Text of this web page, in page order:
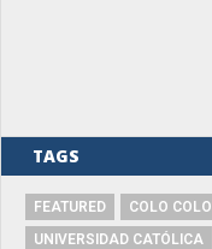
TAGS
FEATURED COLO COLO
UNIVERSIDAD CATÓLICA